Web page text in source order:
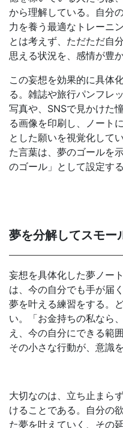
から理解している。自分
力を養う最適なトレーニ
とは考えず、ただただ自
思える状況を、感情が豊
この妄想を効果的に具体
る。雑誌や旅行パンフレ
写真や、SNSで見かけた
る画像を印刷し、ノート
とした願いを視覚化して
た言葉は、夢のゴールを
のゴール」として設定する
夢を分解してスモー
妄想を具体化した夢ノー
は、今の自分でも手が届
夢を叶える練習をする。
い。「お金持ちの私なら
え、今の自分にできる範
その小さな行動が、意識
大切なのは、立ち止まら
けることである。自分の
た夢を叶えていく、その